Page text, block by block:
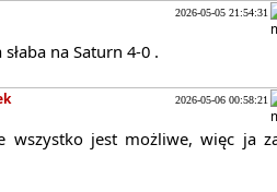
2026-05-05 21:54:31
na Saturn 4-0 .
2026-05-06 00:58:21
wszystko jest możliwe, więc ja